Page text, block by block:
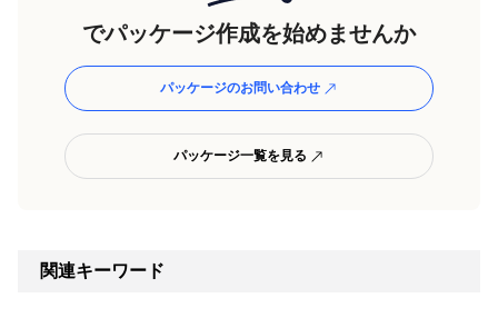
でパッケージ作成を始めませんか
パッケージのお問い合わせ
パッケージ一覧を見る
関連キーワード